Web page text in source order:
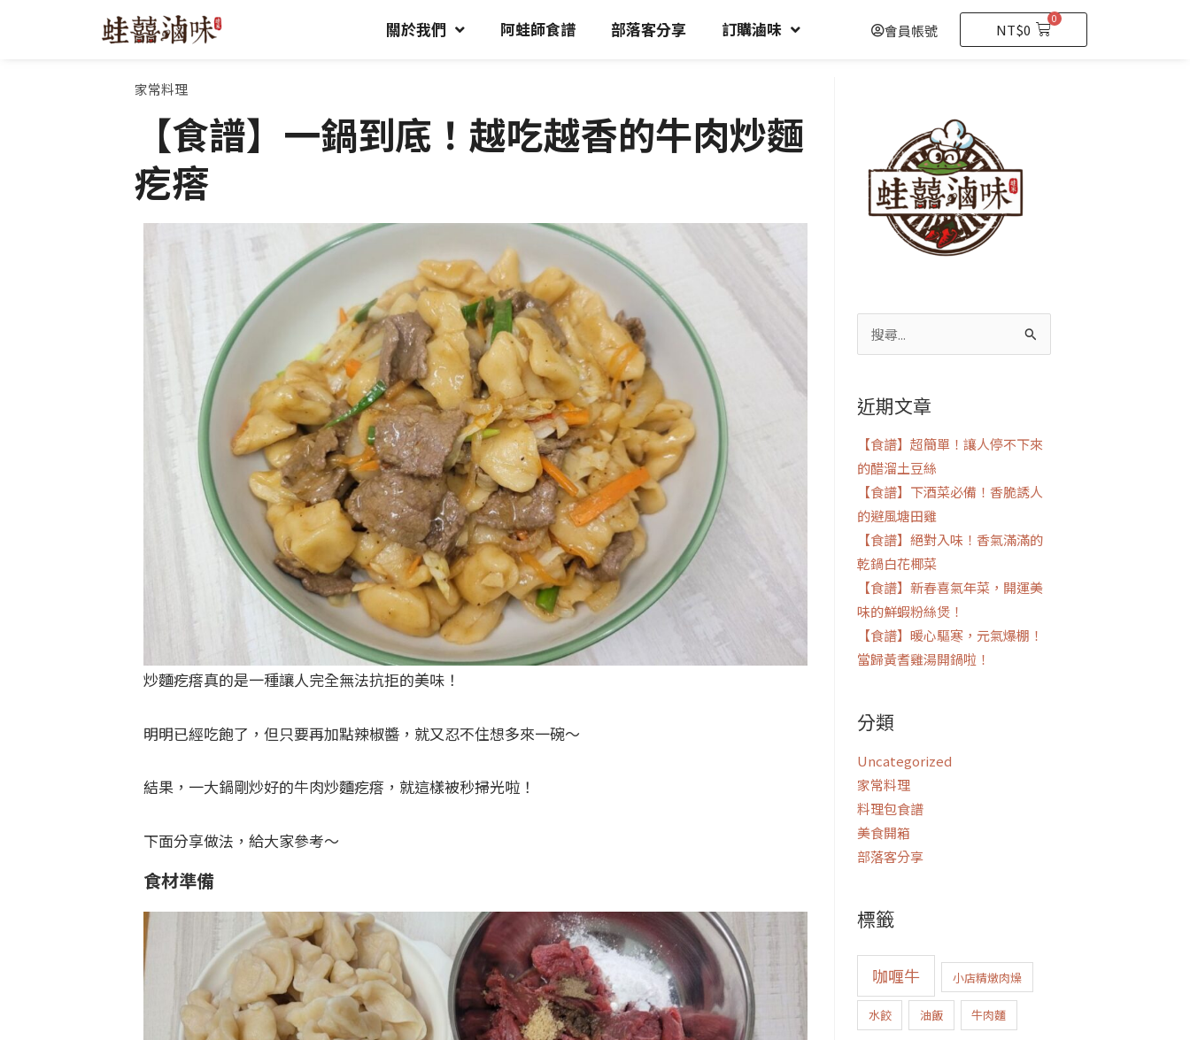
關於我們 阿蛙師食譜 部落客分享 訂購滷味 會員帳號 NT$0
0
購
物
籃
家常料理
【食譜】一鍋到底！越吃越香的牛肉炒麵
疙瘩
炒麵疙瘩真的是一種讓人完全無法抗拒的美味！
明明已經吃飽了，但只要再加點辣椒醬，就又忍不住想多來一碗～
結果，一大鍋剛炒好的牛肉炒麵疙瘩，就這樣被秒掃光啦！
下面分享做法，給大家參考～
食材準備
尋
鍵
近期文章
【食譜】超簡單！讓人停不下來
的醋溜土豆絲
【食譜】下酒菜必備！香脆誘人
的避風塘田雞
【食譜】絕對入味！香氣滿滿的
乾鍋白花椰菜
【食譜】新春喜氣年菜，開運美
味的鮮蝦粉絲煲！
【食譜】暖心驅寒，元氣爆棚！
當歸黃耆雞湯開鍋啦！
分類
Uncategorized
家常料理
料理包食譜
美食開箱
部落客分享
標籤
咖喱牛 小店精燉肉燥
水餃 油飯 牛肉麵